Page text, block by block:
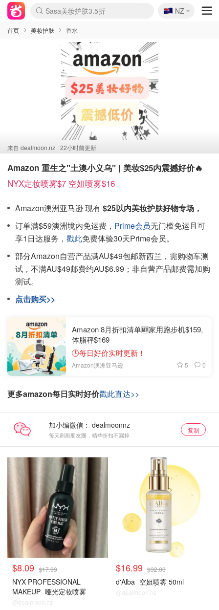
lululemon折扣上新
Sasa美妆护肤3.5折
SSENSE年中2.5折
FreshBeauty好价汇总
Cettire降价+叠9折
WWS Coles超市实拍
viagogo二手票捡漏
Myer折扣汇总
The Outnet奢牌1折起
David Jones 3折起
Flannels大牌1折
Perfumes Club护肤1折
AMIRO面罩$251
Amazon折扣汇总
eToro入金$200送$50
Amazon数码好物
ICONIC本周7.5折
ThedoubleF高奢地板价
Moose Knuckles 6折
EUFY摄像头$98
Selenichast首饰2折
Trip机票酒店促销
YSL送5件彩妆礼
Amazon家居好物
Amazon美妆护肤
雅漾大喷$8
过敏原检测盒$33
科颜氏高保湿面霜$29
SEALIFE海洋馆门票6折
丝塔芙大白罐$16
订阅Newsletter送香薰
Cult Beauty 6.8折
Harrods圣诞日历$525
LN-CC奢牌私促3折
d'Alba空姐喷雾$16
EVE LOM套装£56
Bernardelli独家4折
Adore Beauty 6折起
CT圣诞日历
Mytheresa奢品2.7折
Luxury Escapes 9折
Currentbody美容仪$881
MOON Garden Live
Roborock扫地机$649
Valentino官网5折
CR洗护套装$23
修丽可4件套$159
GANNI官网4.5折
Stylevana韩妆4折
Tessabit高奢8.5折
OGX洗发水$11
Amazon阿德莱德次日达
卡诗8.5折+赠礼
Philips Hue灯具8折
🇳🇿
NZ
首页 美妆护肤 香水
来自 dealmoon.nz 22小时前更新
Amazon 重生之"土澳小义乌" | 美妆$25内震撼好价🔥
NYX定妆喷雾$7 空姐喷雾$16
Amazon澳洲亚马逊 现有$25以内美妆护肤好物专场，
订单满$59澳洲境内免运费， Prime会员无门槛免运且可
享1日达服务， 戳此免费体验30天Prime会员。
部分Amazon自营产品满AU$49包邮新西兰，需购物车测
试，不满AU$49邮费约AU$6.99；非自营产品邮费需加购
测试。
点击购买>>
Amazon 8月折扣清单🆕家用跑步机$159,
体脂秤$169
🕒每日好价实时更新！
Amazon澳洲亚马逊 5 0
更多amazon每日实时好价戳此直达>>
加小编微信：
每天刷刷朋友圈，精华折扣不漏掉
复制
$8.09 $17.99
NYX PROFESSIONAL
MAKEUP 哑光定妆喷雾
@dealmoon.nz
$16.99 $32.00
d'Alba 空姐喷雾 50ml
@dealmoon.nz